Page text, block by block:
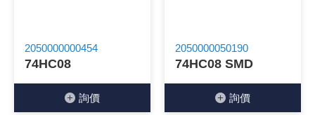
2050000000454
74HC08
詢價
2050000050190
74HC08 SMD
詢價